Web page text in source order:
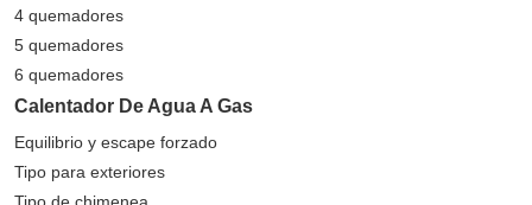
4 quemadores
5 quemadores
6 quemadores
Calentador De Agua A Gas
Equilibrio y escape forzado
Tipo para exteriores